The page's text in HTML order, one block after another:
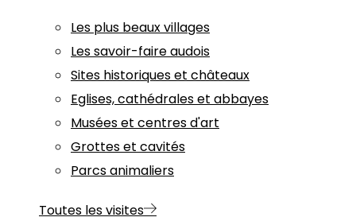
Les plus beaux villages
Les savoir-faire audois
Sites historiques et châteaux
Eglises, cathédrales et abbayes
Musées et centres d'art
Grottes et cavités
Parcs animaliers
Toutes les visites